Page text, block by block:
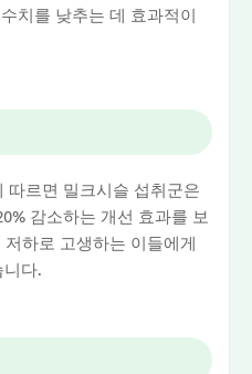
치를 낮추는 데 효과적이
따르면 밀크시슬 섭취군은
감소하는 개선 효과를 보
하로 고생하는 이들에게
다.